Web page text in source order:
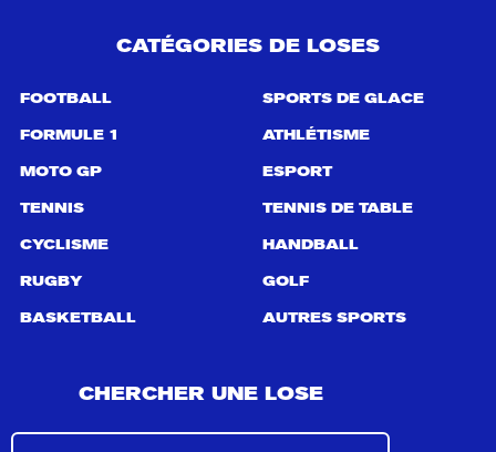
CATÉGORIES DE LOSES
FOOTBALL
FORMULE 1
MOTO GP
TENNIS
CYCLISME
RUGBY
BASKETBALL
SPORTS DE GLACE
ATHLÉTISME
ESPORT
TENNIS DE TABLE
HANDBALL
GOLF
AUTRES SPORTS
CHERCHER UNE LOSE